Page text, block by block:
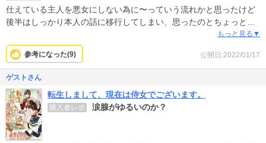
仕えている主人を悪女にしない為に〜っていう流れかと思ったけど
後半はしっかり本人の話に移行してしまい、思ったのとちょっと違
あと普段は真面目で堅苦しい見た目だけどドレスアップしたら大変
身！？と思いきや、あまり変身した感じもなく。好みの問題なのか
好きになれませんでした。
そして中途半端に関わってくるキャラが多すぎて誰が誰やら‥
話が進んでいくと楽しくなるのかも？
もっと見る▼
公開日:2022/01/17
参考になった(9)
ゲストさん
転生しまして、現在は侍女でございます。
購入者レポ 涙腺がゆるいのか？